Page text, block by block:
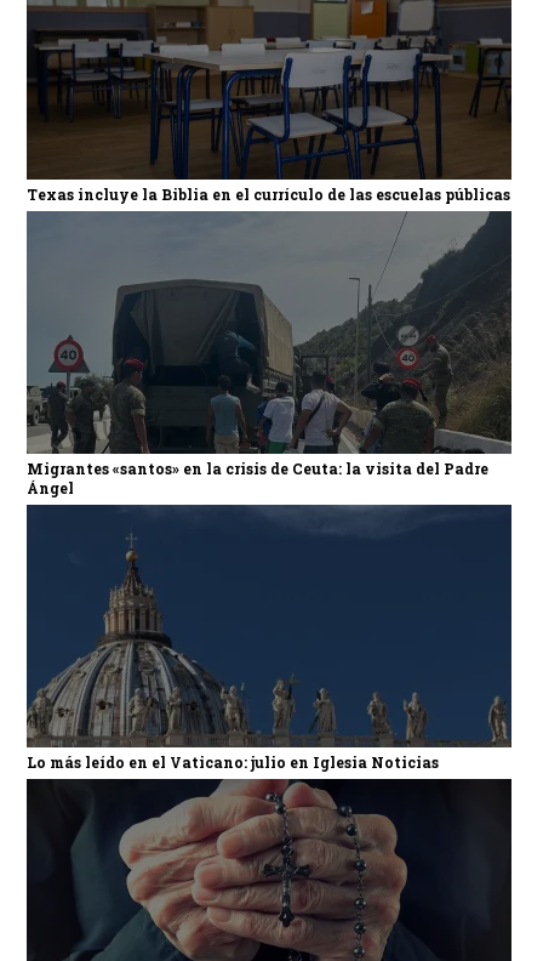
Texas incluye la Biblia en el currículo de las escuelas públicas
Migrantes «santos» en la crisis de Ceuta: la visita del Padre
Ángel
Lo más leído en el Vaticano: julio en Iglesia Noticias